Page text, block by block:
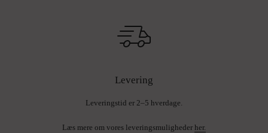
Levering
Leveringstid er 2–5 hverdage.
Læs mere om vores leveringsmuligheder her.